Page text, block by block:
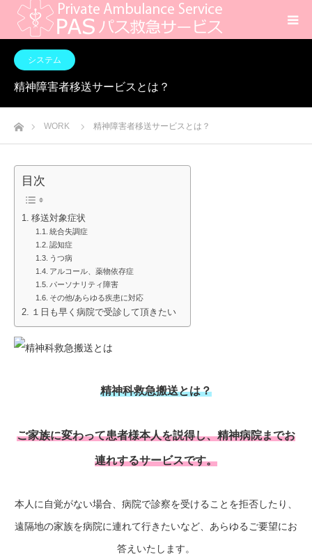
システム
精神障害者移送サービスとは？
ホームWORK 精神障害者移送サービスとは？
目次
移送対象症状
統合失調症
認知症
うつ病
アルコール、薬物依存症
パーソナリティ障害
その他/あらゆる疾患に対応
１日も早く病院で受診して頂きたい
精神科救急搬送とは？
ご家族に変わって患者様本人を説得し、精神病院までお
連れするサービスです。
本人に自覚がない場合、病院で診察を受けることを拒否したり、
遠隔地の家族を病院に連れて行きたいなど、あらゆるご要望にお
答えいたします。